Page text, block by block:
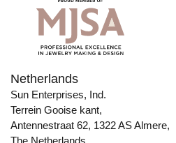
Netherlands
Sun Enterprises, Ind.
Terrein Gooise kant,
Antennestraat 62, 1322 AS Almere,
The Netherlands.